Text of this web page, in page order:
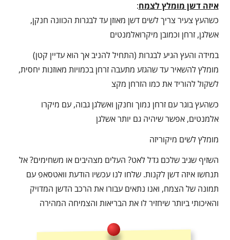
איזה דשן מומלץ לצמח:
כשהעץ צעיר צריך לשים דשן מאוזן עד לבגרות הכוונה חנקן,
אשלגן, זרחן וכמובן מיקרואלמנטים
במידה והעץ הגיע לבגרות (התחיל להניב אך הוא עדיין קטן)
מומלץ להשאיר עד שהגזע מתעבה זרחן בכמויות מאוזנות יחסית,
לשקול להוריד את כמו הזרחן מקצ
כשהעץ בוגר עם זרחן נמוך וחנקן ואשלגן גבוה, עם מיקרו
אלמנטים, אפשר שיהיה גם יותר אשלגן
מומלץ לשים מיקוריזה
השזיף שגיב שלכם גדל לאט? העלים מצהיבים או משחימים? אל
תנחשו איזה דשן לקנות. שלחו לנו עכשיו הודעת וואטסאפ עם
תמונה של הצמח, ואנו נתאים עבורו את הרכב הדשן המדויק
והאיכותי ביותר שיחזיר לו את הבריאות והצמיחה המהירה